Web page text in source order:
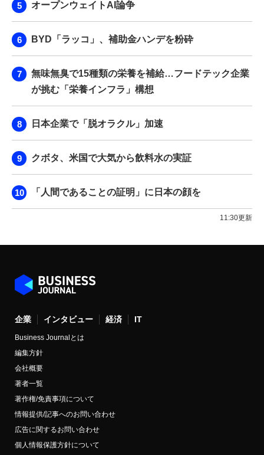
オープンウェイトAI論争
BYD「ラッコ」、補助金ハンデを粉砕
無味無臭で15種類の栄養を補給…フードテック企業
が挑む「栄養インフラ」構想
日本企業で「脱オラクル」加速
クボタ、米国で大気から飲料水の実証
「人間であることの証明」に日本の顔を
11:30更新
企業 インタビュー 経済 IT
Business Journalとは
編集方針
会社概要
著者一覧
著作権/免責事項について
情報提供/記事へのお問い合わせ
広告に関するお問い合わせ
個人情報保護方針について